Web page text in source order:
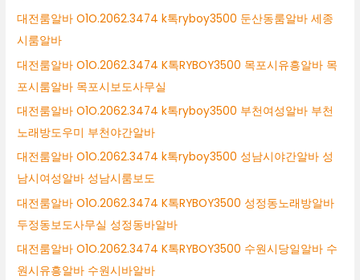
대전룸알바 O1O.2062.3474 k톡ryboy3500 둔산동룸알바 세종
시룸알바
대전룸알바 O1O.2062.3474 K톡RYBOY3500 목포시유흥알바 목
포시룸알바 목포시보도사무실
대전룸알바 O1O.2062.3474 k톡ryboy3500 부천여성알바 부천
노래방도우미 부천야간알바
대전룸알바 O1O.2062.3474 k톡ryboy3500 성남시야간알바 성
남시여성알바 성남시룸보도
대전룸알바 O1O.2062.3474 K톡RYBOY3500 성정동노래방알바
두정동보도사무실 성정동바알바
대전룸알바 O1O.2062.3474 K톡RYBOY3500 수원시당일알바 수
원시유흥알바 수원시바알바